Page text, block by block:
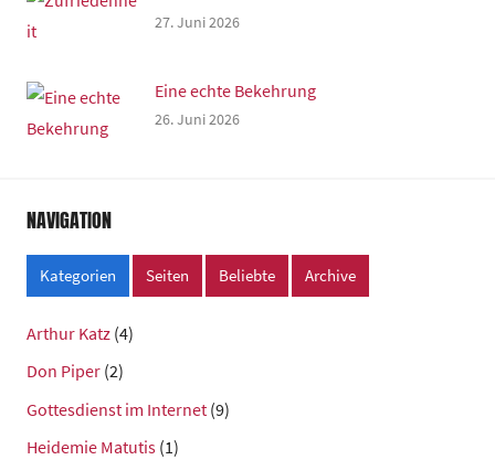
27. Juni 2026
Eine echte Bekehrung
26. Juni 2026
NAVIGATION
Kategorien Seiten Beliebte Archive
Arthur Katz (4)
Don Piper (2)
Gottesdienst im Internet (9)
Heidemie Matutis (1)